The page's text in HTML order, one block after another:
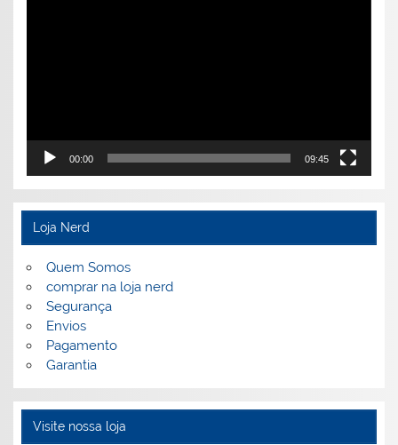
00:00 09:45
Loja Nerd
Quem Somos
comprar na loja nerd
Segurança
Envios
Pagamento
Garantia
Visite nossa loja